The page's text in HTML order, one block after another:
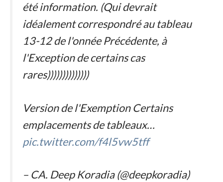
été information. (Qui devrait
idéalement correspondré au tableau
13-12 de l'onnée Précédente, à
l'Exception de certains cas
rares))))))))))))))
Version de l'Exemption Certains
emplacements de tableaux…
pic.twitter.com/f4l5vw5tff
– CA. Deep Koradia (@deepkoradia)